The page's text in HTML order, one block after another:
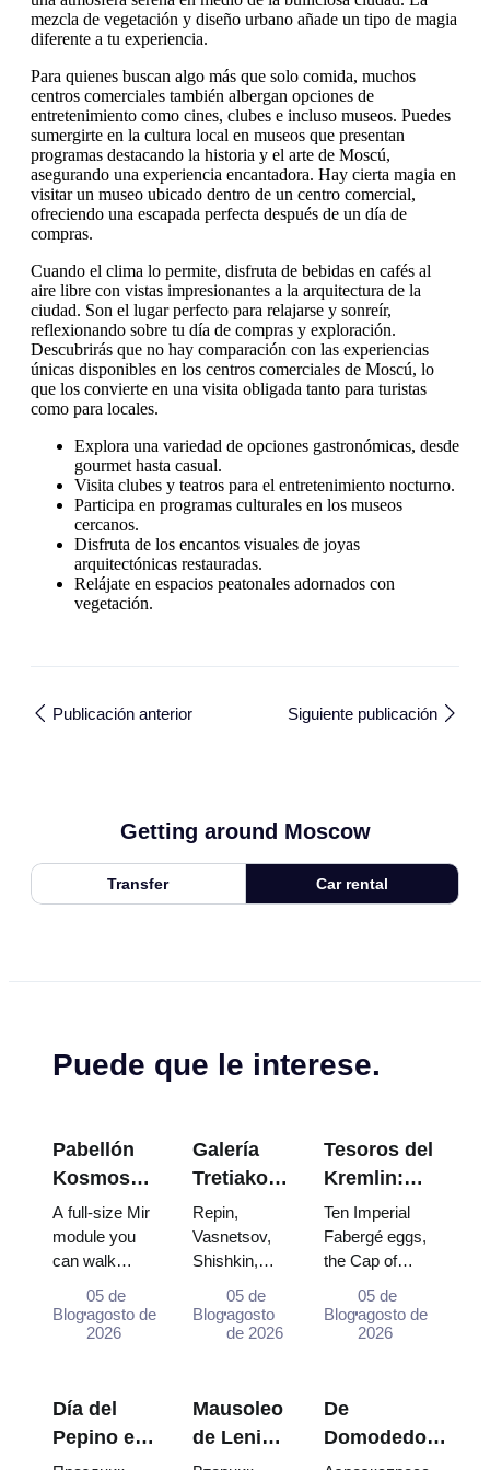
mezcla de vegetación y diseño urbano añade un tipo de magia
diferente a tu experiencia.
Para quienes buscan algo más que solo comida, muchos
centros comerciales también albergan opciones de
entretenimiento como cines, clubes e incluso museos. Puedes
sumergirte en la cultura local en museos que presentan
programas destacando la historia y el arte de Moscú,
asegurando una experiencia encantadora. Hay cierta magia en
visitar un museo ubicado dentro de un centro comercial,
ofreciendo una escapada perfecta después de un día de
compras.
Cuando el clima lo permite, disfruta de bebidas en cafés al
aire libre con vistas impresionantes a la arquitectura de la
ciudad. Son el lugar perfecto para relajarse y sonreír,
reflexionando sobre tu día de compras y exploración.
Descubrirás que no hay comparación con las experiencias
únicas disponibles en los centros comerciales de Moscú, lo
que los convierte en una visita obligada tanto para turistas
como para locales.
Explora una variedad de opciones gastronómicas, desde
gourmet hasta casual.
Visita clubes y teatros para el entretenimiento nocturno.
Participa en programas culturales en los museos
cercanos.
Disfruta de los encantos visuales de joyas
arquitectónicas restauradas.
Relájate en espacios peatonales adornados con
vegetación.
Publicación anterior Siguiente publicación
Getting around Moscow
Transfer Car rental
Puede que le interese.
Pabellón
Kosmos
en VDNKh:
Dentro de
la
Exposición
Espacial
Rusia
A full-size Mir
module you
can walk
Energia–
Buran model,
capsules and
120 pieces of
flight...
Blog
05 de
agosto de
2026
Galería
Tretiakov:
Las obras
maestras
que valen
la pena
planear el
Repin,
Vasnetsov,
Shishkin,
and Surikov
— the works
where they
hang, and
Blog
05 de
agosto
de 2026
Tesoros del
Kremlin:
Huevos
Fabergé,
Tronos y
Túnicas de
Coronación
Ten Imperial
Fabergé eggs,
the Cap of
double throne of
two boy tsars
of Catherine...
Blog
05 de
agosto de
2026
Día del
Pepino en
Suzdal
Mausoleo
de Lenin:
horario de
De
Domodedovo
al centro de